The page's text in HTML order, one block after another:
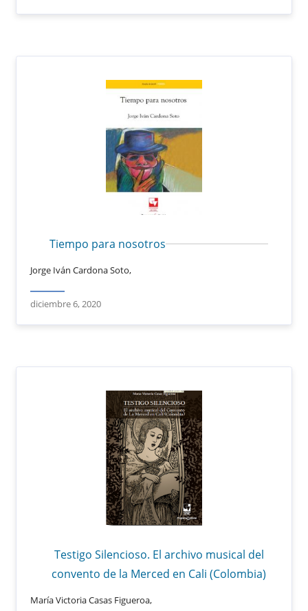
Tiempo para nosotros
Jorge Iván Cardona Soto,
diciembre 6, 2020
Testigo Silencioso. El archivo musical del
convento de la Merced en Cali (Colombia)
María Victoria Casas Figueroa,